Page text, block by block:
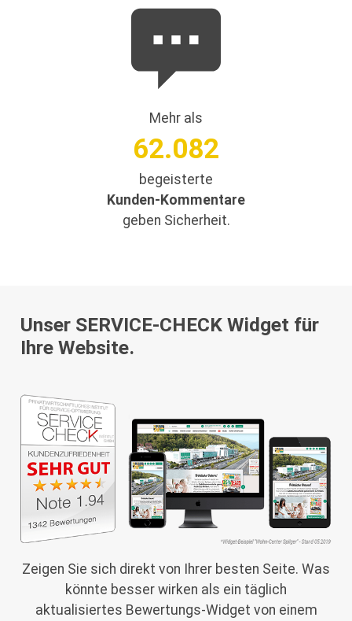
Mehr als
62.082
begeisterte
Kunden-Kommentare
geben Sicherheit.
Unser SERVICE-CHECK Widget für
Ihre Website.
Zeigen Sie sich direkt von Ihrer besten Seite. Was
könnte besser wirken als ein täglich
aktualisiertes Bewertungs-Widget von einem